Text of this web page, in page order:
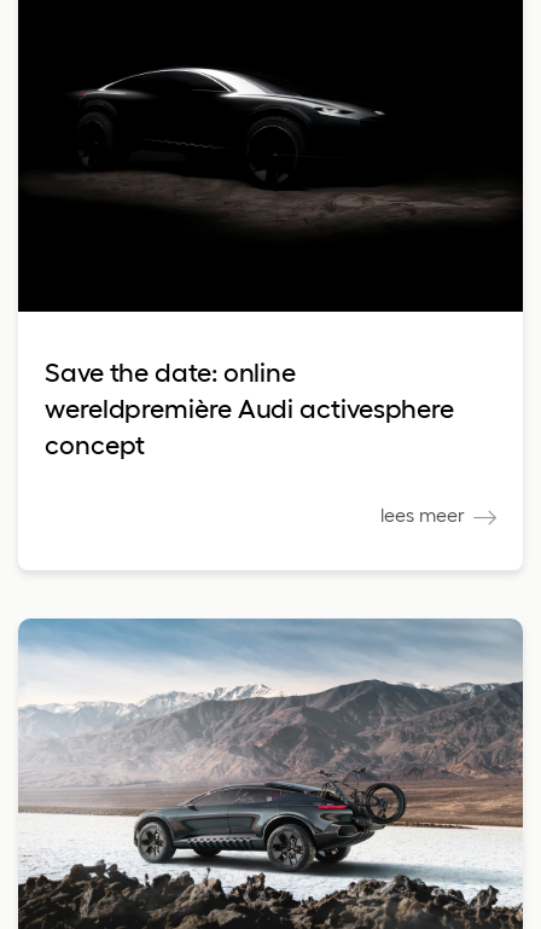
Save the date: online
wereldpremière Audi activesphere
concept
lees meer